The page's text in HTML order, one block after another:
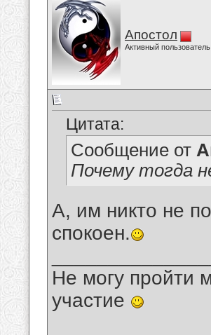
Апостол
Активный пользователь
Цитата:
Сообщение от
Почему тогда
А, им никто не
спокоен.
Не могу пройти
участие